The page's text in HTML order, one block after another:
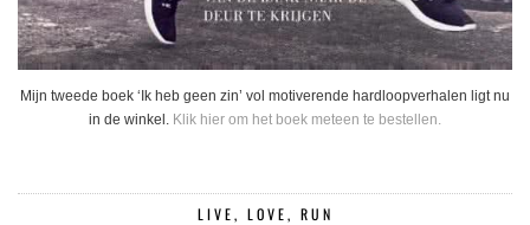
Mijn tweede boek ‘Ik heb geen zin’ vol motiverende hardloopverhalen ligt nu
in de winkel. Klik hier om het boek meteen te bestellen.
LIVE, LOVE, RUN